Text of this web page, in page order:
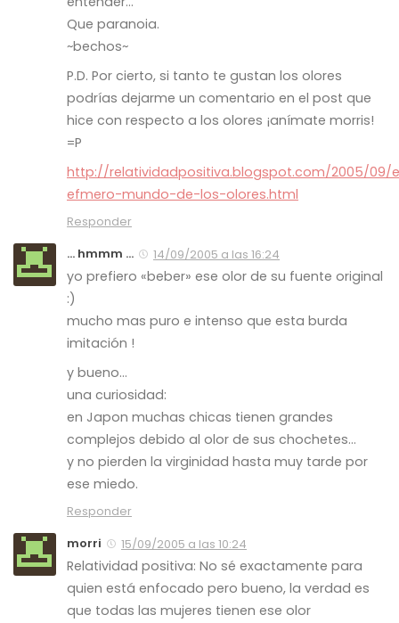
Que paranoia.
~bechos~
P.D. Por cierto, si tanto te gustan los olores
podrías dejarme un comentario en el post que
hice con respecto a los olores ¡anímate morris!
=P
http://relatividadpositiva.blogspot.com/2005/09/
efmero-mundo-de-los-olores.html
Responder
... hmmm ...
14/09/2005 a las 16:24
yo prefiero «beber» ese olor de su fuente original
:)
mucho mas puro e intenso que esta burda
imitación !
y bueno…
una curiosidad:
en Japon muchas chicas tienen grandes
complejos debido al olor de sus chochetes…
y no pierden la virginidad hasta muy tarde por
ese miedo.
Responder
morri
15/09/2005 a las 10:24
Relatividad positiva: No sé exactamente para
quien está enfocado pero bueno, la verdad es
que todas las mujeres tienen ese olor